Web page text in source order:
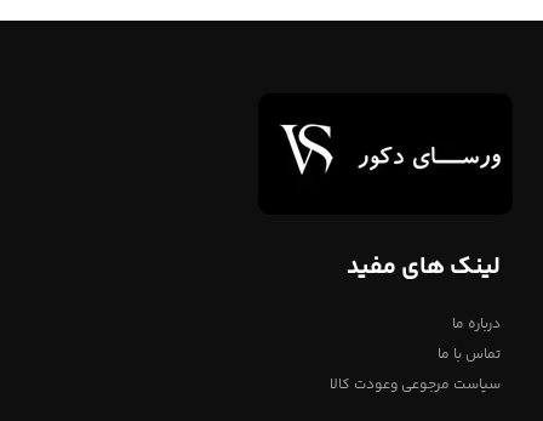
لینک های مفید
درباره ما
تماس با ما
سیاست مرجوعی وعودت کالا